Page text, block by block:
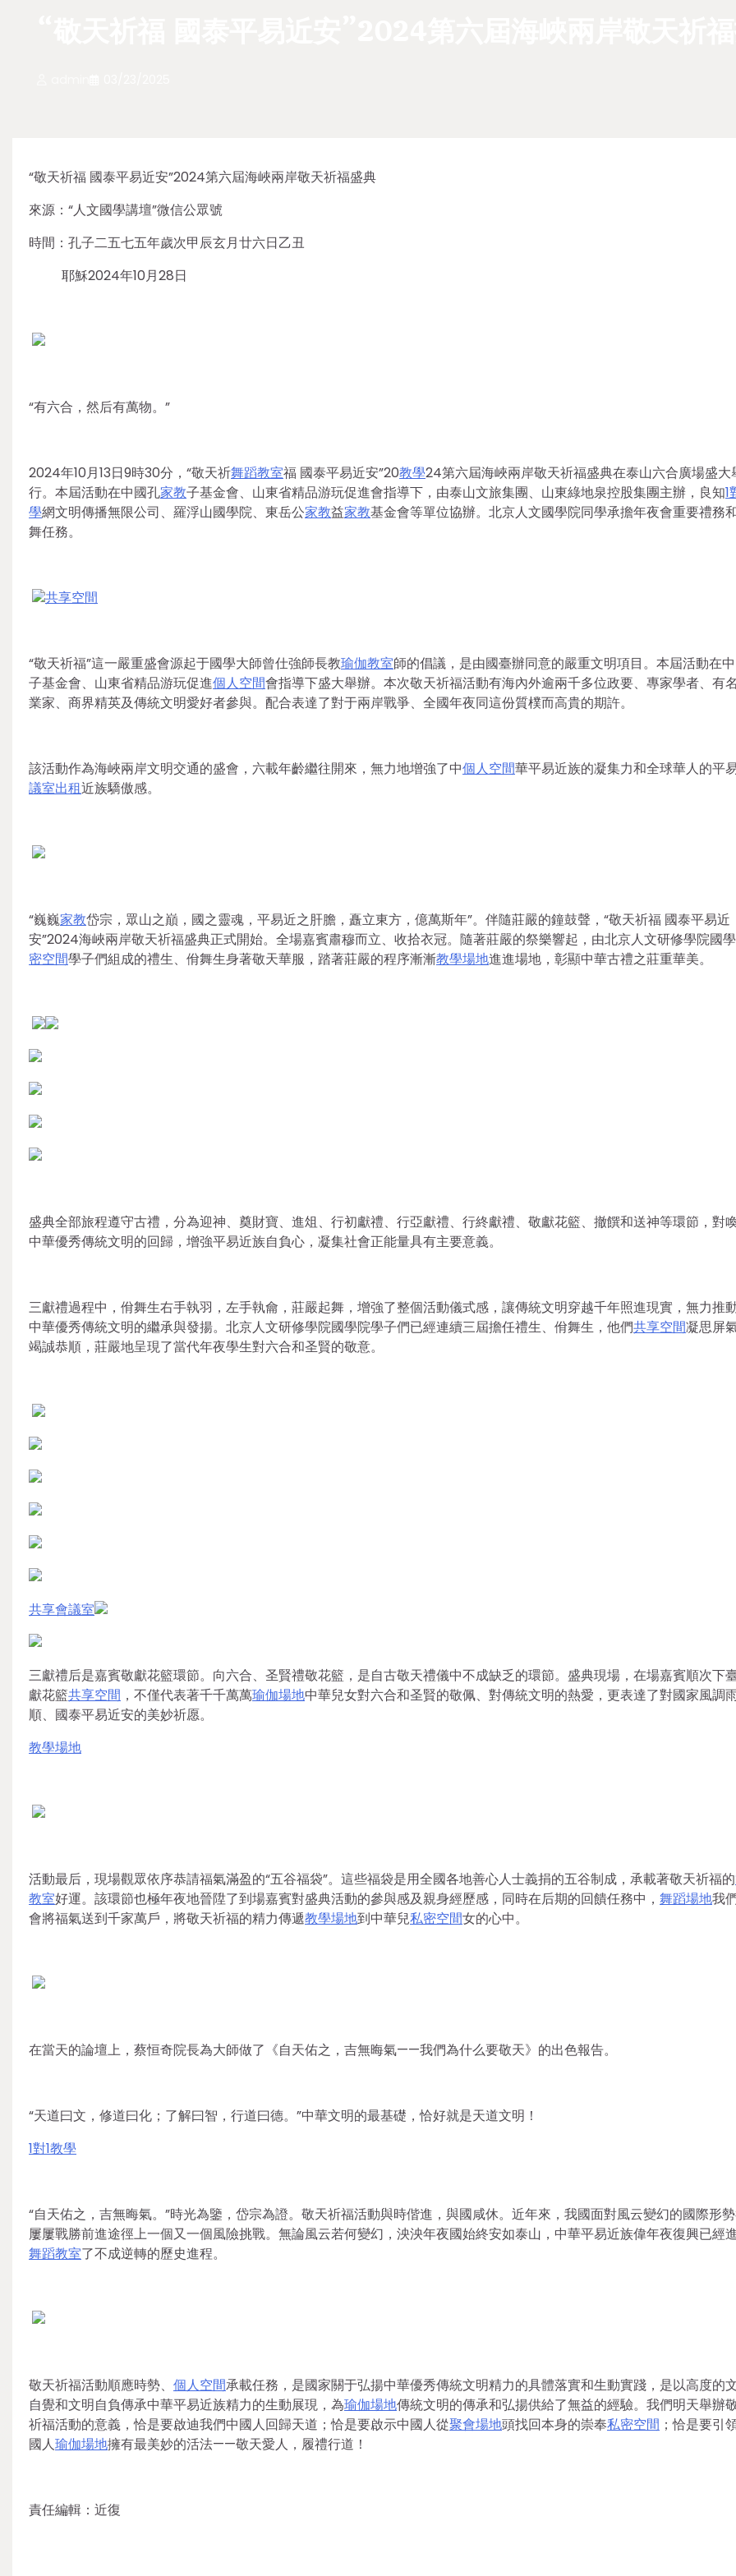
“敬天祈福 國泰平易近安”2024第六屆海峽兩岸敬天祈福盛典
來源：“人文國學講壇”微信公眾號
時間：孔子二五七五年歲次甲辰玄月廿六日乙丑
耶穌2024年10月28日
“有六合，然后有萬物。”
2024年10月13日9時30分，“敬天祈舞蹈教室福 國泰平易近安”20教學24第六屆海峽兩岸敬天祈福盛典在泰山六合廣場盛大
行。本屆活動在中國孔家教子基金會、山東省精品游玩促進會指導下，由泰山文旅集團、山東綠地泉控股集團主辦，良知1
學網文明傳播無限公司、羅浮山國學院、東岳公家教益家教基金會等單位協辦。北京人文國學院同學承擔年夜會重要禮務
舞任務。
共享空間
“敬天祈福”這一嚴重盛會源起于國學大師曾仕強師長教瑜伽教室師的倡議，是由國臺辦同意的嚴重文明項目。本屆活動在
子基金會、山東省精品游玩促進個人空間會指導下盛大舉辦。本次敬天祈福活動有海內外逾兩千多位政要、專家學者、有
業家、商界精英及傳統文明愛好者參與。配合表達了對于兩岸戰爭、全國年夜同這份質樸而高貴的期許。
該活動作為海峽兩岸文明交通的盛會，六載年齡繼往開來，無力地增強了中個人空間華平易近族的凝集力和全球華人的平
議室出租近族驕傲感。
“巍巍家教岱宗，眾山之巔，國之靈魂，平易近之肝膽，矗立東方，億萬斯年”。伴隨莊嚴的鐘鼓聲，“敬天祈福 國泰平易近
安”2024海峽兩岸敬天祈福盛典正式開始。全場嘉賓肅穆而立、收拾衣冠。隨著莊嚴的祭樂響起，由北京人文研修學院國
密空間學子們組成的禮生、佾舞生身著敬天華服，踏著莊嚴的程序漸漸教學場地進進場地，彰顯中華古禮之莊重華美。
盛典全部旅程遵守古禮，分為迎神、奠財寶、進俎、行初獻禮、行亞獻禮、行終獻禮、敬獻花籃、撤饌和送神等環節，對
中華優秀傳統文明的回歸，增強平易近族自負心，凝集社會正能量具有主要意義。
三獻禮過程中，佾舞生右手執羽，左手執龠，莊嚴起舞，增強了整個活動儀式感，讓傳統文明穿越千年照進現實，無力推
中華優秀傳統文明的繼承與發揚。北京人文研修學院國學院學子們已經連續三屆擔任禮生、佾舞生，他們共享空間凝思屏
竭誠恭順，莊嚴地呈現了當代年夜學生對六合和圣賢的敬意。
共享會議室
三獻禮后是嘉賓敬獻花籃環節。向六合、圣賢禮敬花籃，是自古敬天禮儀中不成缺乏的環節。盛典現場，在場嘉賓順次下
獻花籃共享空間 ，不僅代表著千千萬萬瑜伽場地中華兒女對六合和圣賢的敬佩、對傳統文明的熱愛，更表達了對國家風調
順、國泰平易近安的美妙祈愿。
教學場地
活動最后，現場觀眾依序恭請福氣滿盈的“五谷福袋”。這些福袋是用全國各地善心人士義捐的五谷制成，承載著敬天祈福的
教室好運。該環節也極年夜地晉陞了到場嘉賓對盛典活動的參與感及親身經歷感，同時在后期的回饋任務中， 舞蹈場地我
會將福氣送到千家萬戶，將敬天祈福的精力傳遞教學場地到中華兒私密空間女的心中。
在當天的論壇上，蔡恒奇院長為大師做了《自天佑之，吉無晦氣——我們為什么要敬天》的出色報告。
“天道曰文，修道曰化；了解曰智，行道曰德。”中華文明的最基礎，恰好就是天道文明！
1對1教學
“自天佑之，吉無晦氣。”時光為鑒，岱宗為證。敬天祈福活動與時偕進，與國咸休。近年來，我國面對風云變幻的國際形
屢屢戰勝前進途徑上一個又一個風險挑戰。無論風云若何變幻，泱泱年夜國始終安如泰山，中華平易近族偉年夜復興已經
舞蹈教室了不成逆轉的歷史進程。
敬天祈福活動順應時勢、 個人空間承載任務，是國家關于弘揚中華優秀傳統文明精力的具體落實和生動實踐，是以高度的
自覺和文明自負傳承中華平易近族精力的生動展現，為瑜伽場地傳統文明的傳承和弘揚供給了無益的經驗。我們明天舉辦
祈福活動的意義，恰是要啟迪我們中國人回歸天道；恰是要啟示中國人從聚會場地頭找回本身的崇奉私密空間 ；恰是要引
國人瑜伽場地擁有最美妙的活法——敬天愛人，履禮行道！
責任編輯：近復